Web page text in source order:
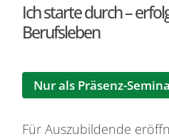
Ich starte durch –
Berufsleben
Nur als Präsenz-
Für Auszubildende